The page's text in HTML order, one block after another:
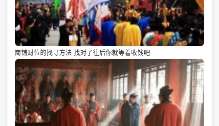
商铺财位的找寻方法 找对了往后你就等着收钱吧